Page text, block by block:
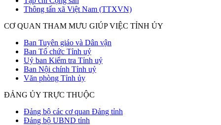
Thông tấn xã Việt Nam (TTXVN)
CƠ QUAN THAM MƯU GIÚP VIỆC TỈNH ỦY
Ban Tuyên giáo và Dân vận
Ban Tổ chức Tỉnh uỷ
Uỷ ban Kiểm tra Tỉnh uỷ
Ban Nội chính Tỉnh uỷ
Văn phòng Tỉnh ủy
ĐẢNG ỦY TRỰC THUỘC
Đảng bộ các cơ quan Đảng tỉnh
Đảng bộ UBND tỉnh